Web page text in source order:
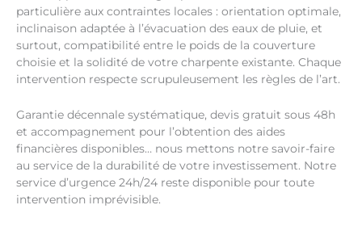
particulière aux contraintes locales : orientation optimale,
inclinaison adaptée à l’évacuation des eaux de pluie, et
surtout, compatibilité entre le poids de la couverture
choisie et la solidité de votre charpente existante. Chaque
intervention respecte scrupuleusement les règles de l’art.
Garantie décennale systématique, devis gratuit sous 48h
et accompagnement pour l’obtention des aides
financières disponibles… nous mettons notre savoir-faire
au service de la durabilité de votre investissement. Notre
service d’urgence 24h/24 reste disponible pour toute
intervention imprévisible.